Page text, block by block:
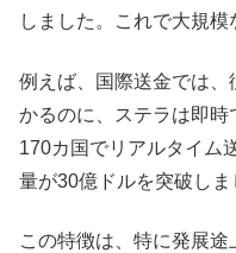
しました。これで大規模
例えば、国際送金では
かるのに、ステラは即時
170カ国でリアルタイム
量が30億ドルを突破しま
この特徴は、特に発展